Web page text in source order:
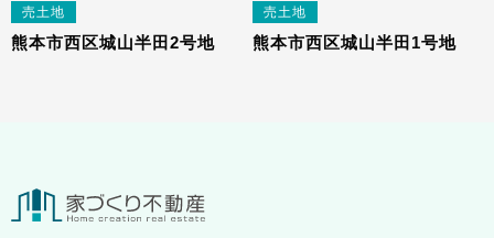
売土地
熊本市西区城山半田2号地
売土地
熊本市西区城山半田1号地